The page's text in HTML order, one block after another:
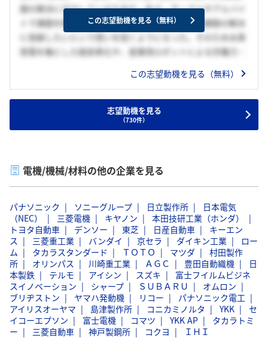
題の解決に注力しているためだ。私は、サークルやアルバイ
トで課題を解決し感謝された経験を通じて、社会課題の解決
に貢献したいという想いを抱くようになった。そのため水素
発電を軸とした脱炭素化や、産業用ロボットによる労働力不
解決に努める貴社に強く惹かれた。
に魅力を感じたためだ。特に、モーターサイクル事業とロボ
ット事業の技術のかけ合わせにより生まれた配送ロボットに
が出来る。このようにシナジー効果による革新的な技術を通
して、社会に貢献できる点に強く惹かれた。貴社では、私の
造をしたい。
この志望動機を見る（無料）
この志望動機を見る（無料）
志望動機を見る
（730件）
電機/機械/材料の他の企業を見る
パナソニック ソニーグループ 日立製作所
日本電気
（NEC）
三菱電機 キヤノン
本田技研工業（ホンダ）
トヨタ自動車
デンソー 東芝 日産自動車
キーエン
ス
三菱重工業 バンダイ 京セラ ダイキン工業
ロー
ム
タカラスタンダード ＴＯＴＯ マツダ
村田製作
所
オリンパス 川崎重工業 ＡＧＣ 豊田自動織機
日
本製鉄
テルモ アイシン スズキ
富士フイルムビジネ
スイノベーション
シャープ ＳＵＢＡＲＵ
オムロン
ブリヂストン
ヤマハ発動機 リコー
パナソニック電工
アイリスオーヤマ
島津製作所 コニカミノルタ YKK
セ
イコーエプソン
富士電機 コマツ YKK AP
タカラトミ
ー
三菱自動車 神戸製鋼所 コクヨ ＩＨＩ